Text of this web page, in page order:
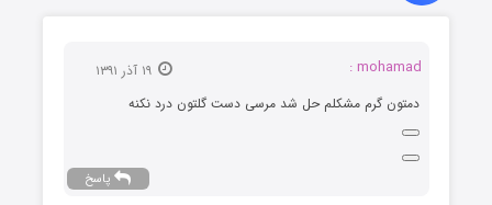
mohamad :
۱۹ آذر ۱۳۹۱
دمتون گرم مشکلم حل شد مرسی دست گلتون درد نکنه
پاسخ